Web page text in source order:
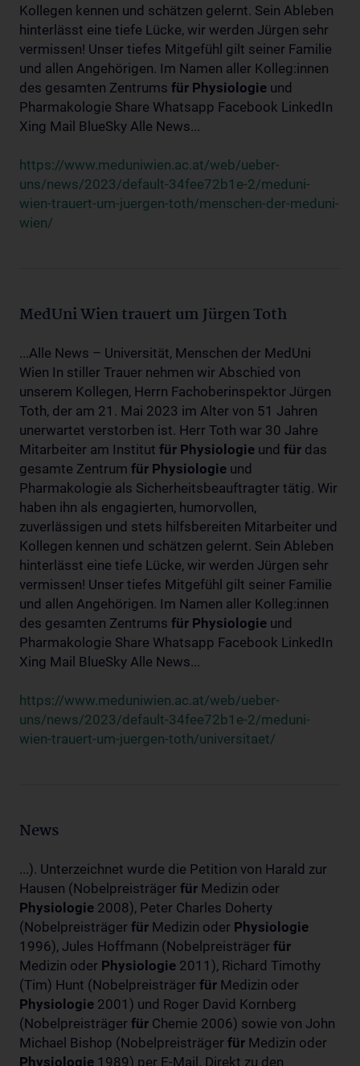
Kollegen kennen und schätzen gelernt. Sein Ableben
hinterlässt eine tiefe Lücke, wir werden Jürgen sehr
vermissen! Unser tiefes Mitgefühl gilt seiner Familie
und allen Angehörigen. Im Namen aller Kolleg:innen
des gesamten Zentrums für Physiologie und
Pharmakologie Share Whatsapp Facebook LinkedIn
Xing Mail BlueSky Alle News...
https://www.meduniwien.ac.at/web/ueber-
uns/news/2023/default-34fee72b1e-2/meduni-
wien-trauert-um-juergen-toth/menschen-der-meduni-
wien/
MedUni Wien trauert um Jürgen Toth
...Alle News – Universität, Menschen der MedUni
Wien In stiller Trauer nehmen wir Abschied von
unserem Kollegen, Herrn Fachoberinspektor Jürgen
Toth, der am 21. Mai 2023 im Alter von 51 Jahren
unerwartet verstorben ist. Herr Toth war 30 Jahre
Mitarbeiter am Institut für Physiologie und für das
gesamte Zentrum für Physiologie und
Pharmakologie als Sicherheitsbeauftragter tätig. Wir
haben ihn als engagierten, humorvollen,
zuverlässigen und stets hilfsbereiten Mitarbeiter und
Kollegen kennen und schätzen gelernt. Sein Ableben
hinterlässt eine tiefe Lücke, wir werden Jürgen sehr
vermissen! Unser tiefes Mitgefühl gilt seiner Familie
und allen Angehörigen. Im Namen aller Kolleg:innen
des gesamten Zentrums für Physiologie und
Pharmakologie Share Whatsapp Facebook LinkedIn
Xing Mail BlueSky Alle News...
https://www.meduniwien.ac.at/web/ueber-
uns/news/2023/default-34fee72b1e-2/meduni-
wien-trauert-um-juergen-toth/universitaet/
News
...). Unterzeichnet wurde die Petition von Harald zur
Hausen (Nobelpreisträger für Medizin oder
Physiologie 2008), Peter Charles Doherty
(Nobelpreisträger für Medizin oder Physiologie
1996), Jules Hoffmann (Nobelpreisträger für
Medizin oder Physiologie 2011), Richard Timothy
(Tim) Hunt (Nobelpreisträger für Medizin oder
Physiologie 2001) und Roger David Kornberg
(Nobelpreisträger für Chemie 2006) sowie von John
Michael Bishop (Nobelpreisträger für Medizin oder
Physiologie 1989) per E-Mail. Direkt zu den